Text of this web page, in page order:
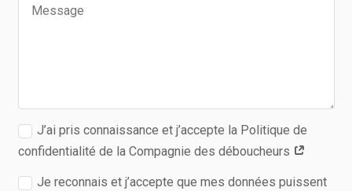
J’ai pris connaissance et j’accepte la Politique de
confidentialité de la Compagnie des déboucheurs
Je reconnais et j’accepte que mes données puissent